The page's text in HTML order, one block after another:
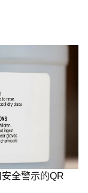
全警示的QR